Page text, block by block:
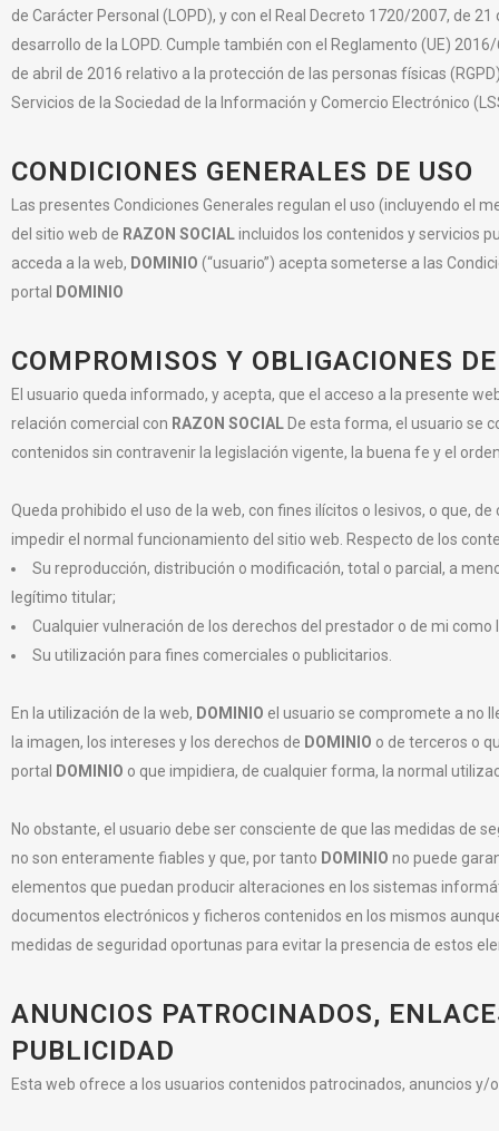
de Carácter Personal (LOPD), y con el Real Decreto 1720/2007, de
desarrollo de la LOPD. Cumple también con el Reglamento (UE)
de abril de 2016 relativo a la protección de las personas físicas
Servicios de la Sociedad de la Información y Comercio Electrónico
CONDICIONES GENERALES DE USO
Las presentes Condiciones Generales regulan el uso (incluyendo el
del sitio web de RAZON SOCIALincluidos los contenidos y servicios
acceda a la web, DOMINIO (“usuario”) acepta someterse a las
portal
DOMINIO
COMPROMISOS Y OBLIGACIONES
El usuario queda informado, y acepta, que el acceso a la presente
relación comercial con RAZON SOCIAL De esta forma, el usuario se
contenidos sin contravenir la legislación vigente, la buena fe y el
Queda prohibido el uso de la web, con fines ilícitos o lesivos, o que,
impedir el normal funcionamiento del sitio web. Respecto de los
Su reproducción, distribución o modificación, total o parcial, a
legítimo titular;
Cualquier vulneración de los derechos del prestador o de mi
Su utilización para fines comerciales o publicitarios.
En la utilización de la web, DOMINIO el usuario se compromete a no
la imagen, los intereses y los derechos de DOMINIO o de terceros o
portal
DOMINIO o que impidiera, de cualquier forma, la normal
No obstante, el usuario debe ser consciente de que las medidas de
no son enteramente fiables y que, por tanto DOMINIO no puede
elementos que puedan producir alteraciones en los sistemas
documentos electrónicos y ficheros contenidos en los mismos
medidas de seguridad oportunas para evitar la presencia de estos
ANUNCIOS PATROCINADOS,
PUBLICIDAD
Esta web ofrece a los usuarios contenidos patrocinados, anuncios y/